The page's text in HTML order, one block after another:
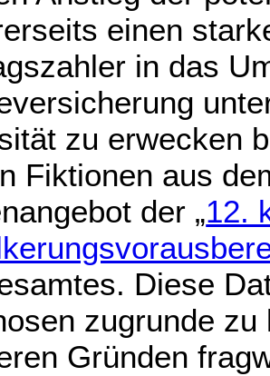
einen
in das
zu erwecken
Fiktionen aus
der „12.
Diese
zugrunde
Gründen